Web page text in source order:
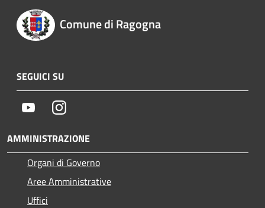
Comune di Ragogna
SEGUICI SU
YoutubeInstagram
AMMINISTRAZIONE
Organi di Governo
Aree Amministrative
Uffici